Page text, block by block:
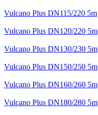
Vulcano Plus DN115/220 5m
Vulcano Plus DN120/220 5m
Vulcano Plus DN130/230 5m
Vulcano Plus DN150/250 5m
Vulcano Plus DN160/260 5m
Vulcano Plus DN180/280 5m